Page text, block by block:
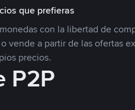
que prefieras
con la libertad de
vende a partir de las ofertas
precios.
P2P